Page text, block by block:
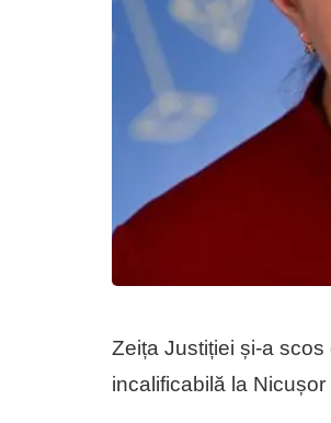
Zeița Justiției și-a
incalificabilă la